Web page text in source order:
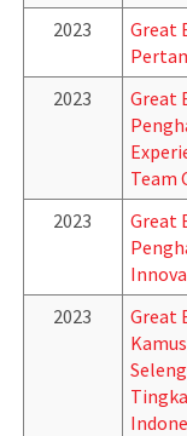
2023
Great
2023
Great
Team
2023
Great
2023
Great